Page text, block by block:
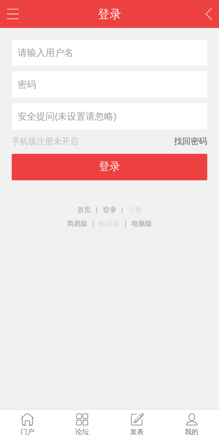
登录
安全提问(未设置请忽略)
手机版注册未开启 找回密码
登录
首页 | 登录 |
注册
简易版
| 触屏版 | 电脑版
门户 论坛 发表 我的